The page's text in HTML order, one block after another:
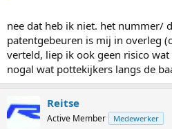
nee dat heb ik niet. het nummer/
patentgebeuren is mij in overleg
verteld, liep ik ook geen risico
nogal wat pottekijkers langs de
Reitse
Active Member Medewerker